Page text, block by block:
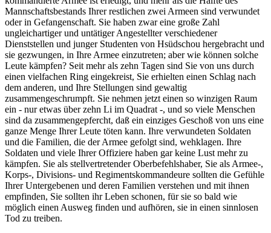
Mannschaftsbestands Ihrer restlichen zwei Armeen sind verwundet
oder in Gefangenschaft. Sie haben zwar eine große Zahl
ungleichartiger und untätiger Angestellter verschiedener
Dienststellen und junger Studenten von Hsüdschou hergebracht und
sie gezwungen, in Ihre Armee einzutreten; aber wie können solche
Leute kämpfen? Seit mehr als zehn Tagen sind Sie von uns durch
einen vielfachen Ring eingekreist, Sie erhielten einen Schlag nach
dem anderen, und Ihre Stellungen sind gewaltig
zusammengeschrumpft. Sie nehmen jetzt einen so winzigen Raum
ein - nur etwas über zehn Li im Quadrat -, und so viele Menschen
sind da zusammengepfercht, daß ein einziges Geschoß von uns eine
ganze Menge Ihrer Leute töten kann. Ihre verwundeten Soldaten
und die Familien, die der Armee gefolgt sind, wehklagen. Ihre
Soldaten und viele Ihrer Offiziere haben gar keine Lust mehr zu
kämpfen. Sie als stellvertretender Oberbefehlshaber, Sie als Armee-,
Korps-, Divisions- und Regimentskommandeure sollten die Gefühle
Ihrer Untergebenen und deren Familien verstehen und mit ihnen
empfinden, Sie sollten ihr Leben schonen, für sie so bald wie
möglich einen Ausweg finden und aufhören, sie in einen sinnlosen
Tod zu treiben.